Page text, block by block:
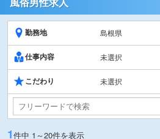
勤務地 島根県
仕事内容 未選択
こだわり 未選択
1件中 1～20件を表示